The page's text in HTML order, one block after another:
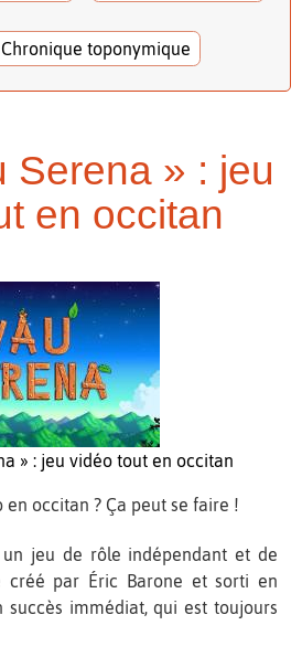
Chronique toponymique
Serena » : jeu
en occitan
» : jeu vidéo tout en occitan
en occitan ? Ça peut se faire !
jeu de rôle indépendant et de
créé par Éric Barone et sorti en
succès immédiat, qui est toujours